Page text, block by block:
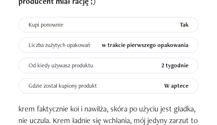
Kupi ponownie Tak
Liczba zużytych opakowań w trakcie pierwszego opakowania
Od kiedy używasz produktu 2 tygodnie
Gdzie został kupiony produkt W aptece
krem faktycznie koi i nawilża, skóra po użyciu jest gładka,
nie uczula. Krem ładnie się wchłania, mój jedyny zarzut to